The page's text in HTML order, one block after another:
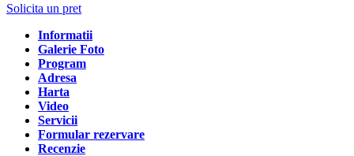
Solicita un pret
Informatii
Galerie Foto
Program
Adresa
Harta
Video
Servicii
Formular rezervare
Recenzie